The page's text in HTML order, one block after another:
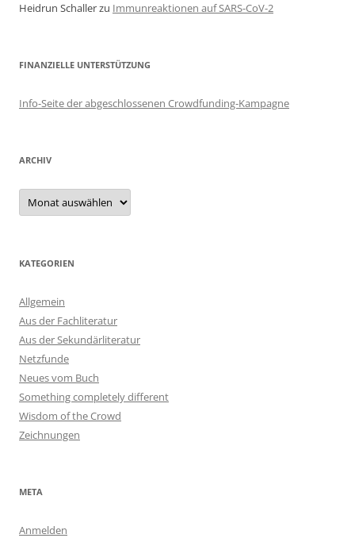
Heidrun Schallerzu Immunreaktionen auf SARS-CoV-2
FINANZIELLE UNTERSTÜTZUNG
Info-Seite der abgeschlossenen Crowdfunding-Kampagne
ARCHIV
Archiv
KATEGORIEN
Allgemein
Aus der Fachliteratur
Aus der Sekundärliteratur
Netzfunde
Neues vom Buch
Something completely different
Wisdom of the Crowd
Zeichnungen
META
Anmelden